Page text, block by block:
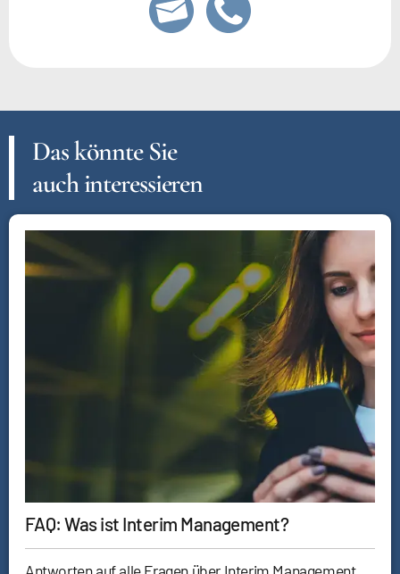
Das könnte Sie
auch interessieren
FAQ: Was ist Interim Management?